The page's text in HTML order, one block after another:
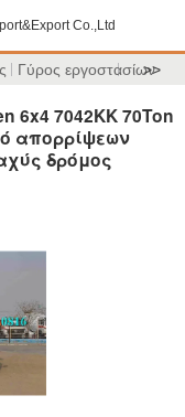
Co.,Ltd
Γύρος εργοστασίων
>>
6x4 7042KK 70Ton
απορρίψεων
δρόμος